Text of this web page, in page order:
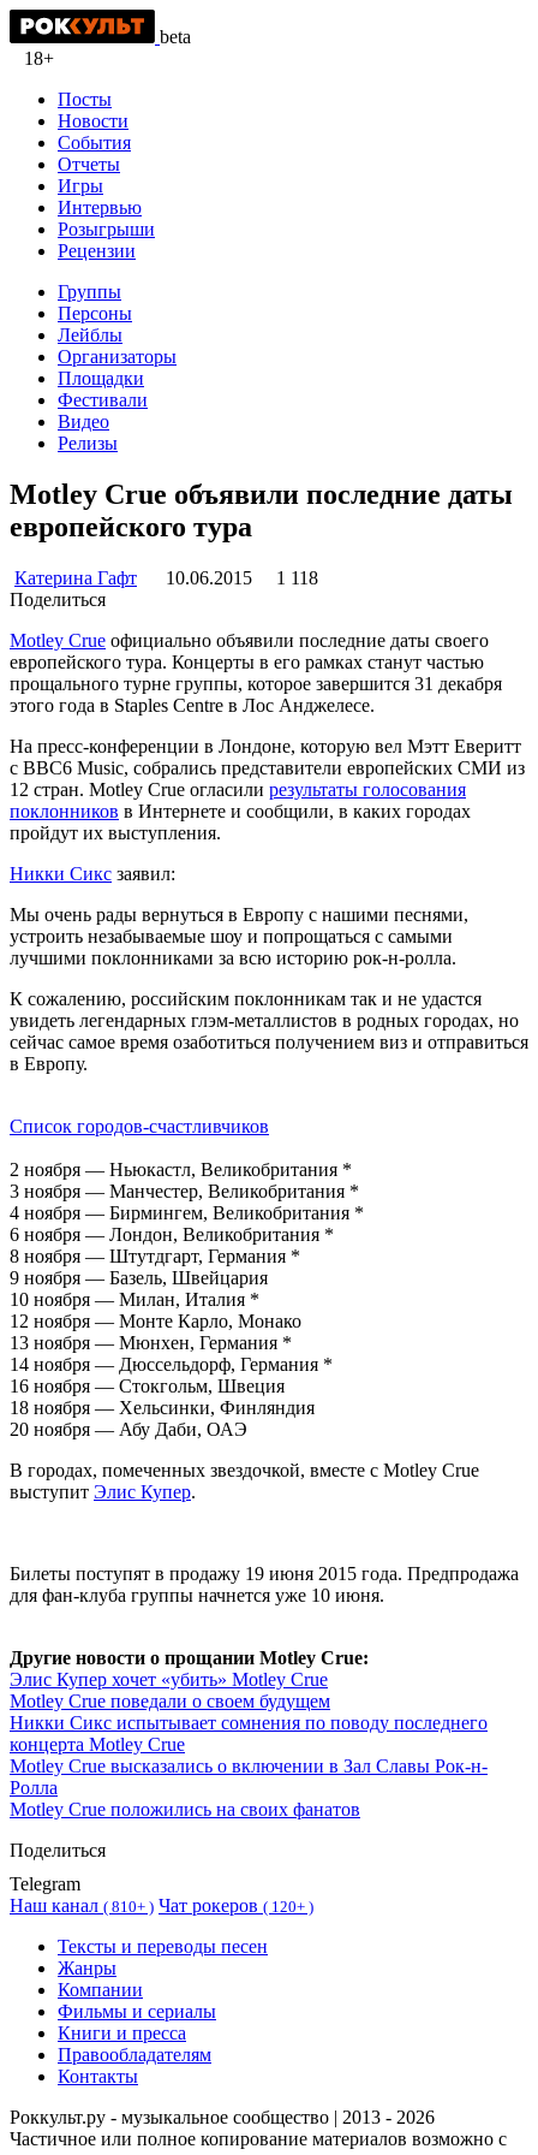
beta
18+
Посты
Новости
События
Отчеты
Игры
Интервью
Розыгрыши
Рецензии
Группы
Персоны
Лейблы
Организаторы
Площадки
Фестивали
Видео
Релизы
Motley Crue объявили последние даты
европейского тура
Катерина Гафт 10.06.2015
1 118
Поделиться
Motley Crue официально объявили последние даты своего
европейского тура. Концерты в его рамках станут частью
прощального турне группы, которое завершится 31 декабря
этого года в Staples Centre в Лос Анджелесе.
На пресс-конференции в Лондоне, которую вел Мэтт Еверитт
с BBC6 Music, собрались представители европейских СМИ из
12 стран. Motley Crue огласили результаты голосования
поклонников в Интернете и сообщили, в каких городах
пройдут их выступления.
Никки Сикс заявил:
Мы очень рады вернуться в Европу с нашими песнями,
устроить незабываемые шоу и попрощаться с самыми
лучшими поклонниками за всю историю рок-н-ролла.
К сожалению, российским поклонникам так и не удастся
увидеть легендарных глэм-металлистов в родных городах, но
сейчас самое время озаботиться получением виз и отправиться
в Европу.
Список городов-счастливчиков
2 ноября — Ньюкастл, Великобритания *
3 ноября — Манчестер, Великобритания *
4 ноября — Бирмингем, Великобритания *
6 ноября — Лондон, Великобритания *
8 ноября — Штутдгарт, Германия *
9 ноября — Базель, Швейцария
10 ноября — Милан, Италия *
12 ноября — Монте Карло, Монако
13 ноября — Мюнхен, Германия *
14 ноября — Дюссельдорф, Германия *
16 ноября — Стокгольм, Швеция
18 ноября — Хельсинки, Финляндия
20 ноября — Абу Даби, ОАЭ
В городах, помеченных звездочкой, вместе с Motley Crue
выступит Элис Купер.
Билеты поступят в продажу 19 июня 2015 года. Предпродажа
для фан-клуба группы начнется уже 10 июня.
Другие новости о прощании Motley Crue:
Элис Купер хочет «убить» Motley Crue
Motley Crue поведали о своем будущем
Никки Сикс испытывает сомнения по поводу последнего
концерта Motley Crue
Motley Crue высказались о включении в Зал Славы Рок-н-
Ролла
Motley Crue положились на своих фанатов
Поделиться
Telegram
Наш канал ( 810+ ) Чат рокеров ( 120+ )
Тексты и переводы песен
Жанры
Компании
Фильмы и сериалы
Книги и пресса
Правообладателям
Контакты
Роккульт.ру - музыкальное сообщество | 2013 - 2026
Частичное или полное копирование материалов возможно с